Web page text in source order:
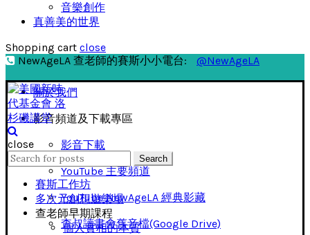
音樂創作
真善美的世界
Shopping cart close
NewAgeLA 查老師的賽斯小小電台:
@NewAgeLA
關於我們
影音頻道及下載專區
影音下載
YouTube 主要頻道
YouTube NewAgeLA 經典影藏
查叔讀書會舊音檔(Google Drive)
close
Search
for:
Search
賽斯工作坊
多次元創想遊樂場
查老師早期課程
個人實相的本質